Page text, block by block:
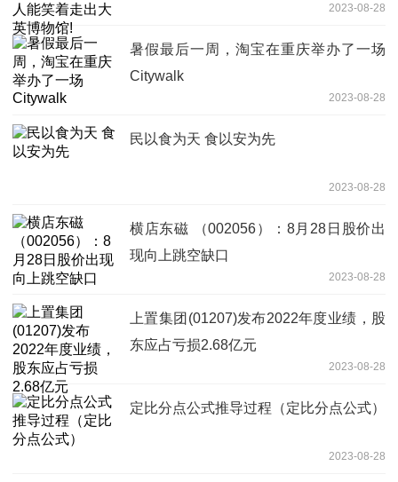
2023-08-28
暑假最后一周，淘宝在重庆举办了一场
Citywalk
2023-08-28
民以食为天 食以安为先
2023-08-28
横店东磁 （002056）：8月28日股价出
现向上跳空缺口
2023-08-28
上置集团(01207)发布2022年度业绩，股
东应占亏损2.68亿元
2023-08-28
定比分点公式推导过程（定比分点公式）
2023-08-28